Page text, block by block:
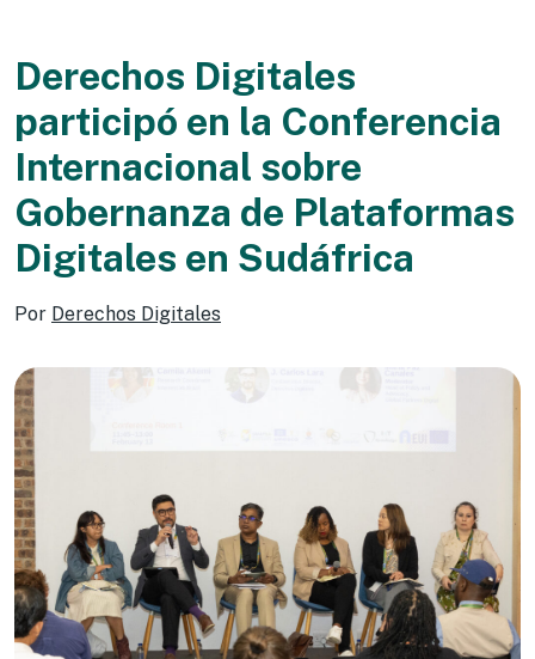
Derechos Digitales
participó en la Conferencia
Internacional sobre
Gobernanza de Plataformas
Digitales en Sudáfrica
Por Derechos Digitales